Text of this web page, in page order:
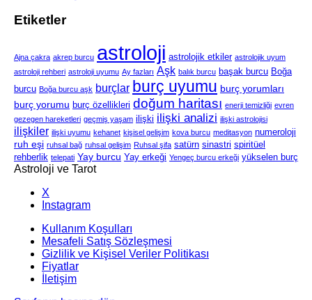
Etiketler
Ajna çakra akrep burcu astroloji astrolojik etkiler astrolojik uyum
astroloji rehberi astroloji uyumu Ay fazları Aşk balık burcu başak burcu Boğa
burcu Boğa burcu aşk burçlar burç uyumu burç yorumları
burç yorumu burç özellikleri doğum haritası enerji temizliği evren
gezegen hareketleri geçmiş yaşam ilişki ilişki analizi ilişki astrolojisi
ilişkiler ilişki uyumu kehanet kişisel gelişim kova burcu meditasyon numeroloji
ruh eşi ruhsal bağ ruhsal gelişim Ruhsal şifa satürn sinastri spiritüel
rehberlik telepati Yay burcu Yay erkeği Yengeç burcu erkeği yükselen burç
Astroloji ve Tarot
X
Instagram
Kullanım Koşulları
Mesafeli Satış Sözleşmesi
Gizlilik ve Kişisel Veriler Politikası
Fiyatlar
İletişim